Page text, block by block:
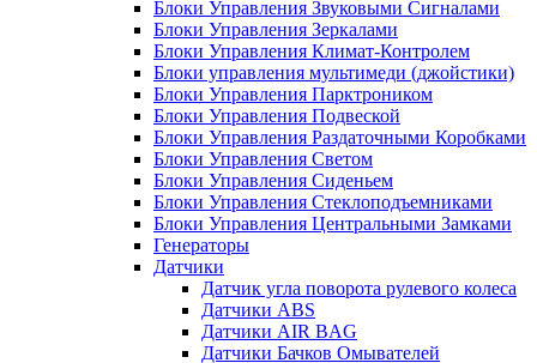
Блоки Управления Звуковыми Сигналами
Блоки Управления Зеркалами
Блоки Управления Климат-Контролем
Блоки управления мультимеди (джойстики)
Блоки Управления Парктроником
Блоки Управления Подвеской
Блоки Управления Раздаточными Коробками
Блоки Управления Светом
Блоки Управления Сиденьем
Блоки Управления Стеклоподъемниками
Блоки Управления Центральными Замками
Генераторы
Датчики
Датчик угла поворота рулевого колеса
Датчики ABS
Датчики AIR BAG
Датчики Бачков Омывателей